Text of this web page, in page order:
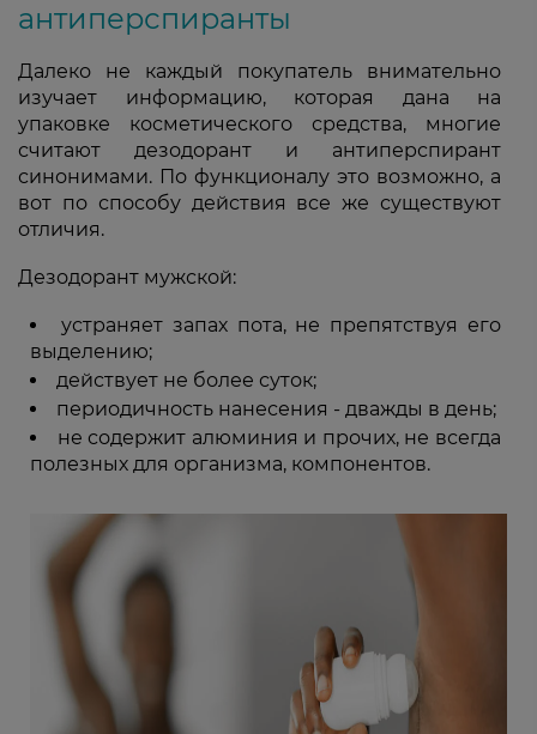
антиперспиранты
Далеко не каждый покупатель внимательно
изучает информацию, которая дана на
упаковке косметического средства, многие
считают дезодорант и антиперспирант
синонимами. По функционалу это возможно, а
вот по способу действия все же существуют
отличия.
Дезодорант мужской:
устраняет запах пота, не препятствуя его
выделению;
действует не более суток;
периодичность нанесения - дважды в день;
не содержит алюминия и прочих, не всегда
полезных для организма, компонентов.